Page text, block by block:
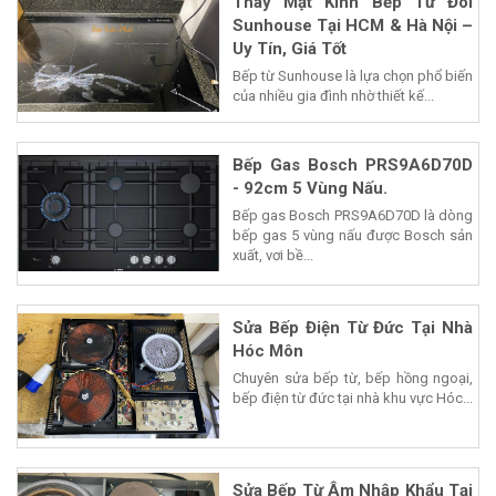
Sunhouse Tại HCM & Hà Nội –
Uy Tín, Giá Tốt
Bếp từ Sunhouse là lựa chọn phổ biến
của nhiều gia đình nhờ thiết kế...
Bếp Gas Bosch PRS9A6D70D
- 92cm 5 Vùng Nấu.
Bếp gas Bosch PRS9A6D70D là dòng
bếp gas 5 vùng nấu được Bosch sản
xuất, vơi bề...
Sửa Bếp Điện Từ Đức Tại Nhà
Hóc Môn
Chuyên sửa bếp từ, bếp hồng ngoại,
bếp điện từ đức tại nhà khu vực Hóc...
Sửa Bếp Từ Âm Nhập Khẩu Tại